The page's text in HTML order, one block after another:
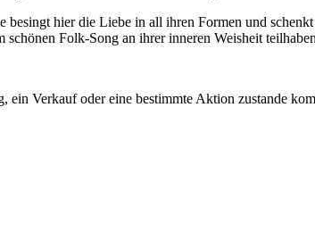
hier die Liebe in all ihren Formen und schenkt
schönen Folk-Song an ihrer inneren Weisheit
Verkauf oder eine bestimmte Aktion zustande